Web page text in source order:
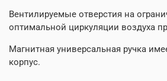
Вентилируемые отверстия на
оптимальной циркуляции воздуха
Магнитная универсальная ручка
корпус.